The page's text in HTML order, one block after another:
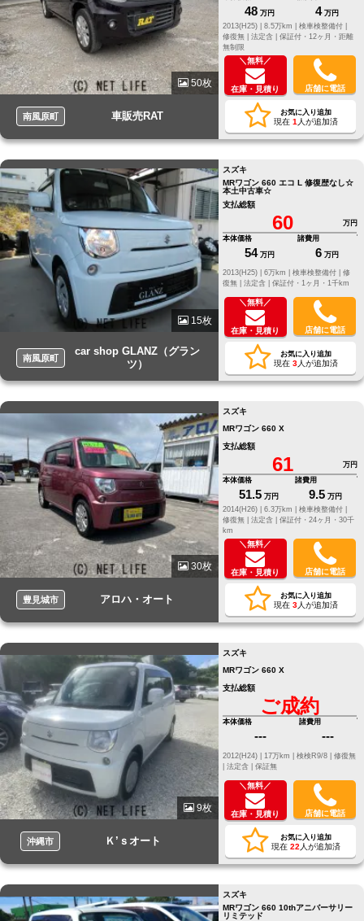
50枚
南風原町 車販売RAT
48 万円 4 万円
2013(H25) |
8.5万km |
検車検整備付 |
修復無 | 法定含 | 保証付・12ヶ月・距離
無制限
＼無料／
在庫・見積り 店舗に電話
お気に入り追加
現在 1 人が追加済
15枚
南風原町
car shop GLANZ（グラン
ツ）
スズキ
MRワゴン 660 エコ L 修復歴なし☆
本土中古車☆
支払総額
60
万円
本体価格
54 万円
諸費用
6 万円
修
復無 | 法定含 | 保証付・1ヶ月・1千km
＼無料／
在庫・見積り 店舗に電話
お気に入り追加
現在 3人が追加済
30枚
豊見城市 アロハ・オート
スズキ
MRワゴン 660 X
支払総額
61
万円
本体価格
51.5 万円
諸費用
9.5 万円
2014(H26) |
6.3万km |
検車検整備付 |
修復無 | 法定含 | 保証付・24ヶ月・30千
km
＼無料／
在庫・見積り 店舗に電話
お気に入り追加
現在 3人が追加済
9枚
沖縄市 Ｋ’ｓオート
スズキ
MRワゴン 660 X
支払総額
ご成約
本体価格
---
諸費用
---
修復無
法定含 | 保証無
＼無料／
在庫・見積り 店舗に電話
お気に入り追加
現在 22 人が追加済
スズキ
MRワゴン 660 10thアニバーサリー
リミテッド